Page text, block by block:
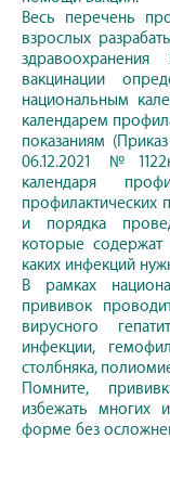
Весь перечень
взрослых
вакцинации
национальным
календарем
показаниям
06.12.2021
календаря
профилактических
и порядка
которые
каких инфекций
В рамках
прививок
вирусного
инфекции,
столбняка,
Помните,
избежать многих
форме без